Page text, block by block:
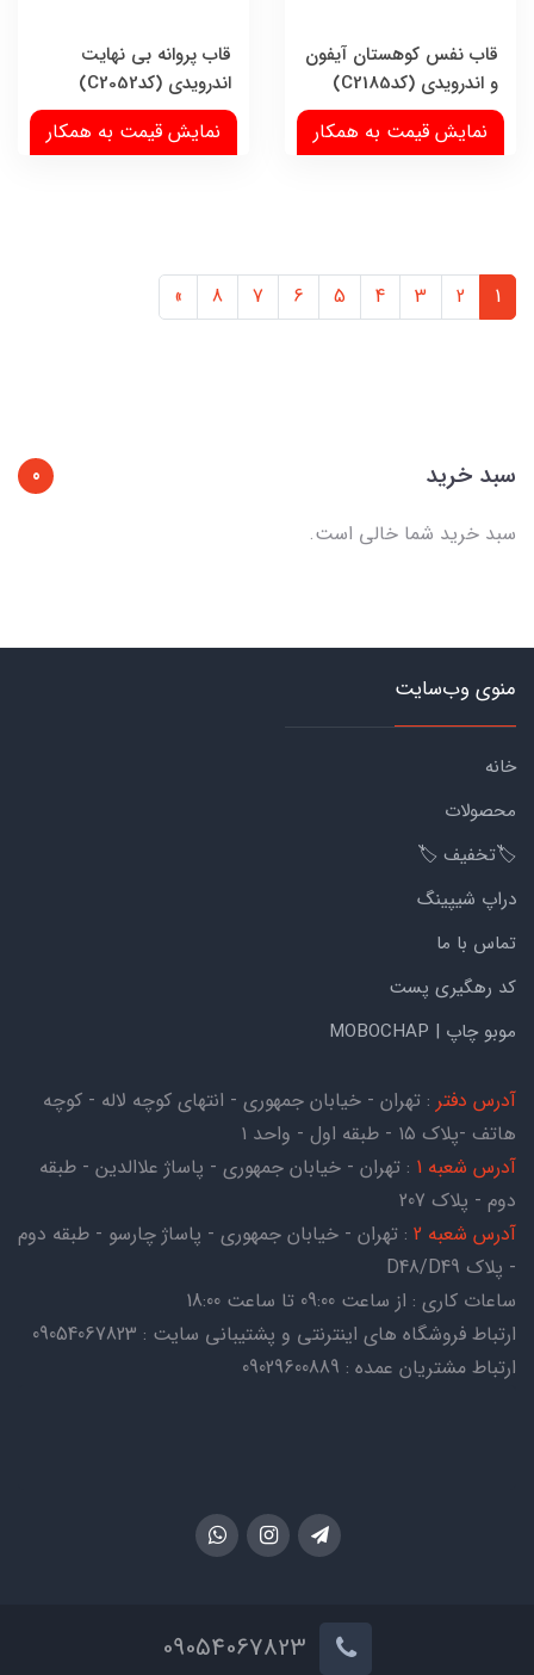
قاب نفس کوهستان آیفون
و اندرویدی (کدC2185)
نمایش قیمت به همکار
قاب پروانه بی نهایت
اندرویدی (کدC2052)
نمایش قیمت به همکار
1
2
3
4
5
6
7
8
»
سبد خرید
0
سبد خرید شما خالی است.
منوی وب‌سایت
خانه
محصولات
🏷️تخفیف 🏷️
دراپ شیپینگ
تماس با ما
کد رهگیری پست
موبو چاپ | MOBOCHAP
آدرس دفتر : تهران - خیابان جمهوری - انتهای کوچه لاله - کوچه
هاتف -پلاک ۱۵ - طبقه اول - واحد ۱
آدرس شعبه 1
: تهران - خیابان جمهوری - پاساژ علاالدین - طبقه
دوم - پلاک 207
آدرس شعبه 2
: تهران - خیابان جمهوری - پاساژ چارسو - طبقه دوم
- پلاک D48/D49
ساعات کاری : از ساعت 09:00 تا ساعت 18:00
ارتباط فروشگاه های اینترنتی و پشتیبانی سایت : 09054067823
ارتباط مشتریان عمده : 09029600889